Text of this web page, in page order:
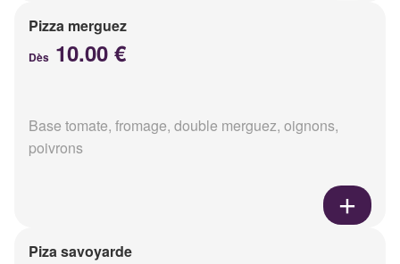
Pizza merguez
Dès 10.00 €
Base tomate, fromage, double merguez, oignons,
poivrons
Piza savoyarde